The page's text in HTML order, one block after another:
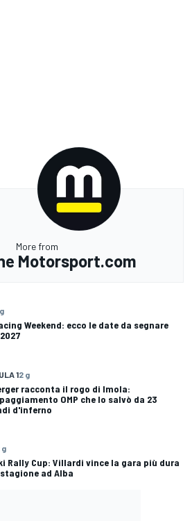
More from
Motorsport.com
Weekend: ecco le date da segnare
12 g
racconta il rogo di Imola:
OMP che lo salvò da 23
d'inferno
g
Rally Cup: Villardi vince la gara più dura
ad Alba